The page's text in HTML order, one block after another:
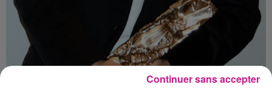
Continuer sans accepter